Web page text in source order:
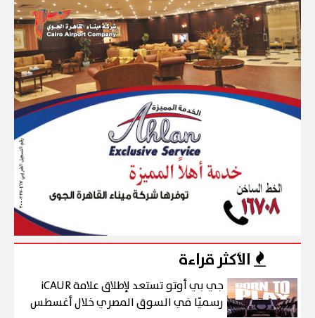
الأكثر قراءة
جي بي أوتو تستعد لإطلاق علامة iCAUR
رسميًا في السوق المصري خلال أغسطس